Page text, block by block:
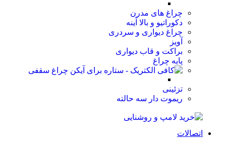
چراغ های مدرن
دکوراتیو و بالا آینه
چراغ دیواری و سردری
آویز
براکت و قاب دیواری
پایه چراغ
چراغ سقفی
تزئینی
ریموت دار سه حالته
اتصالات